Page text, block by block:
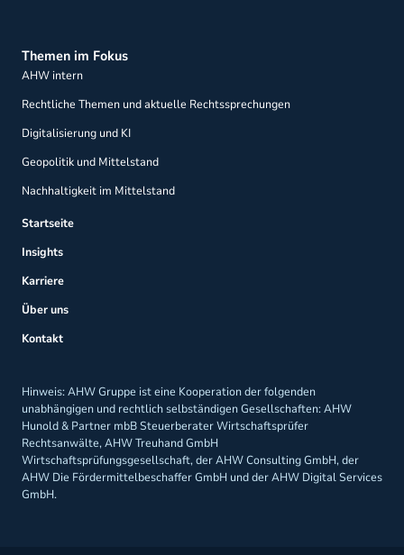
Themen im Fokus
AHW intern
Rechtliche Themen und aktuelle Rechtssprechungen
Digitalisierung und KI
Geopolitik und Mittelstand
Nachhaltigkeit im Mittelstand
Startseite
Insights
Karriere
Über uns
Kontakt
Hinweis: AHW Gruppe ist eine Kooperation der folgenden
unabhängigen und rechtlich selbständigen Gesellschaften: AHW
Hunold & Partner mbB Steuerberater Wirtschaftsprüfer
Rechtsanwälte, AHW Treuhand GmbH
Wirtschaftsprüfungsgesellschaft, der AHW Consulting GmbH, der
AHW Die Fördermittelbeschaffer GmbH und der AHW Digital Services
GmbH.